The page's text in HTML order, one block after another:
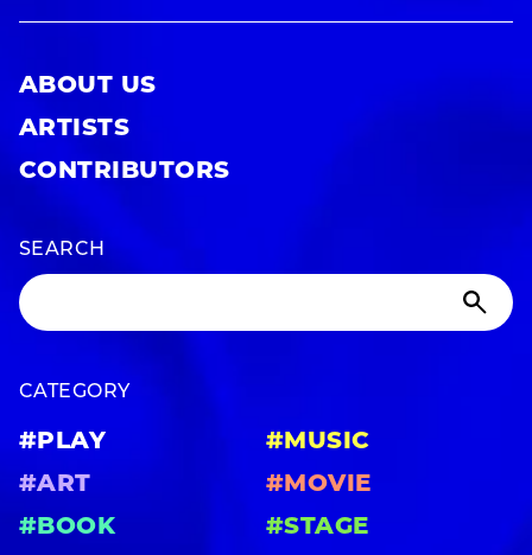
ABOUT US
ARTISTS
CONTRIBUTORS
SEARCH
CATEGORY
#PLAY
#MUSIC
#ART
#MOVIE
#BOOK
#STAGE